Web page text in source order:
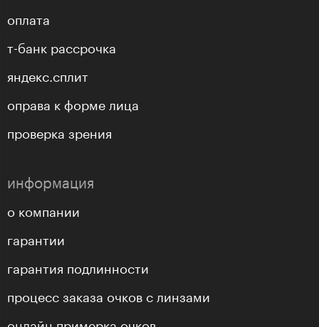
оплата
т-банк рассрочка
яндекс.сплит
оправа к форме лица
проверка зрения
информация
о компании
гарантии
гарантия подлинности
процесс заказа очков с линзами